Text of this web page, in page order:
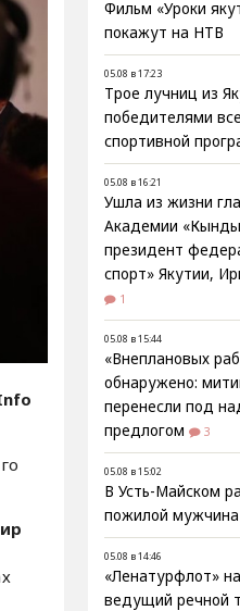
Фильм «Уроки
покажут на НТВ
05.08 в 17:23
Трое лучниц из
победителями
спортивной
05.08 в 16:21
Ушла из жизни
Академии
президент
спорт» Якутии,
1
05.08 в 15:44
«Внеплановых
обнаружено:
перенесли под
предлогом
3
05.08 в 15:02
В Усть-Майском
пожилой мужчина
05.08 в 14:46
«Ленатурфлот»
ведущий речной